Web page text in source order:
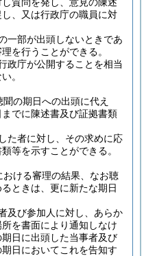
、又は行政庁の職員に対
一部が出頭しないときであ
を行うことができる。
政庁が公開することを相当
。
の期日への出頭に代え
でに陳述書及び証拠書類
た者に対し、その求めに応
等を示すことができる。
ける審理の結果、なお聴
ときは、更に新たな期日
及び参加人に対し、あらか
を書面により通知しなけ
日に出頭した当事者及び
日においてこれを告知す